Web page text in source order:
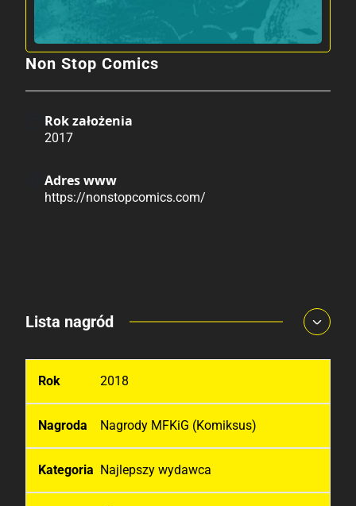
Non Stop Comics
Rok założenia
2017
Adres www
https://nonstopcomics.com/
Lista nagród
2018
Nagrody MFKiG (Komiksus)
Najlepszy wydawca